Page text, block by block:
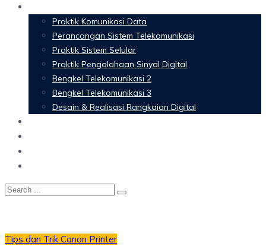
Praktik Komunikasi Data
Perancangan Sistem Telekomunikasi
Praktik Sistem Selular
Praktik Pengolahaan Sinyal Digital
Bengkel Telekomunikasi 2
Bengkel Telekomunikasi 3
Desain & Realisasi Rangkaian Digital
Tips dan TrikCanon Printer